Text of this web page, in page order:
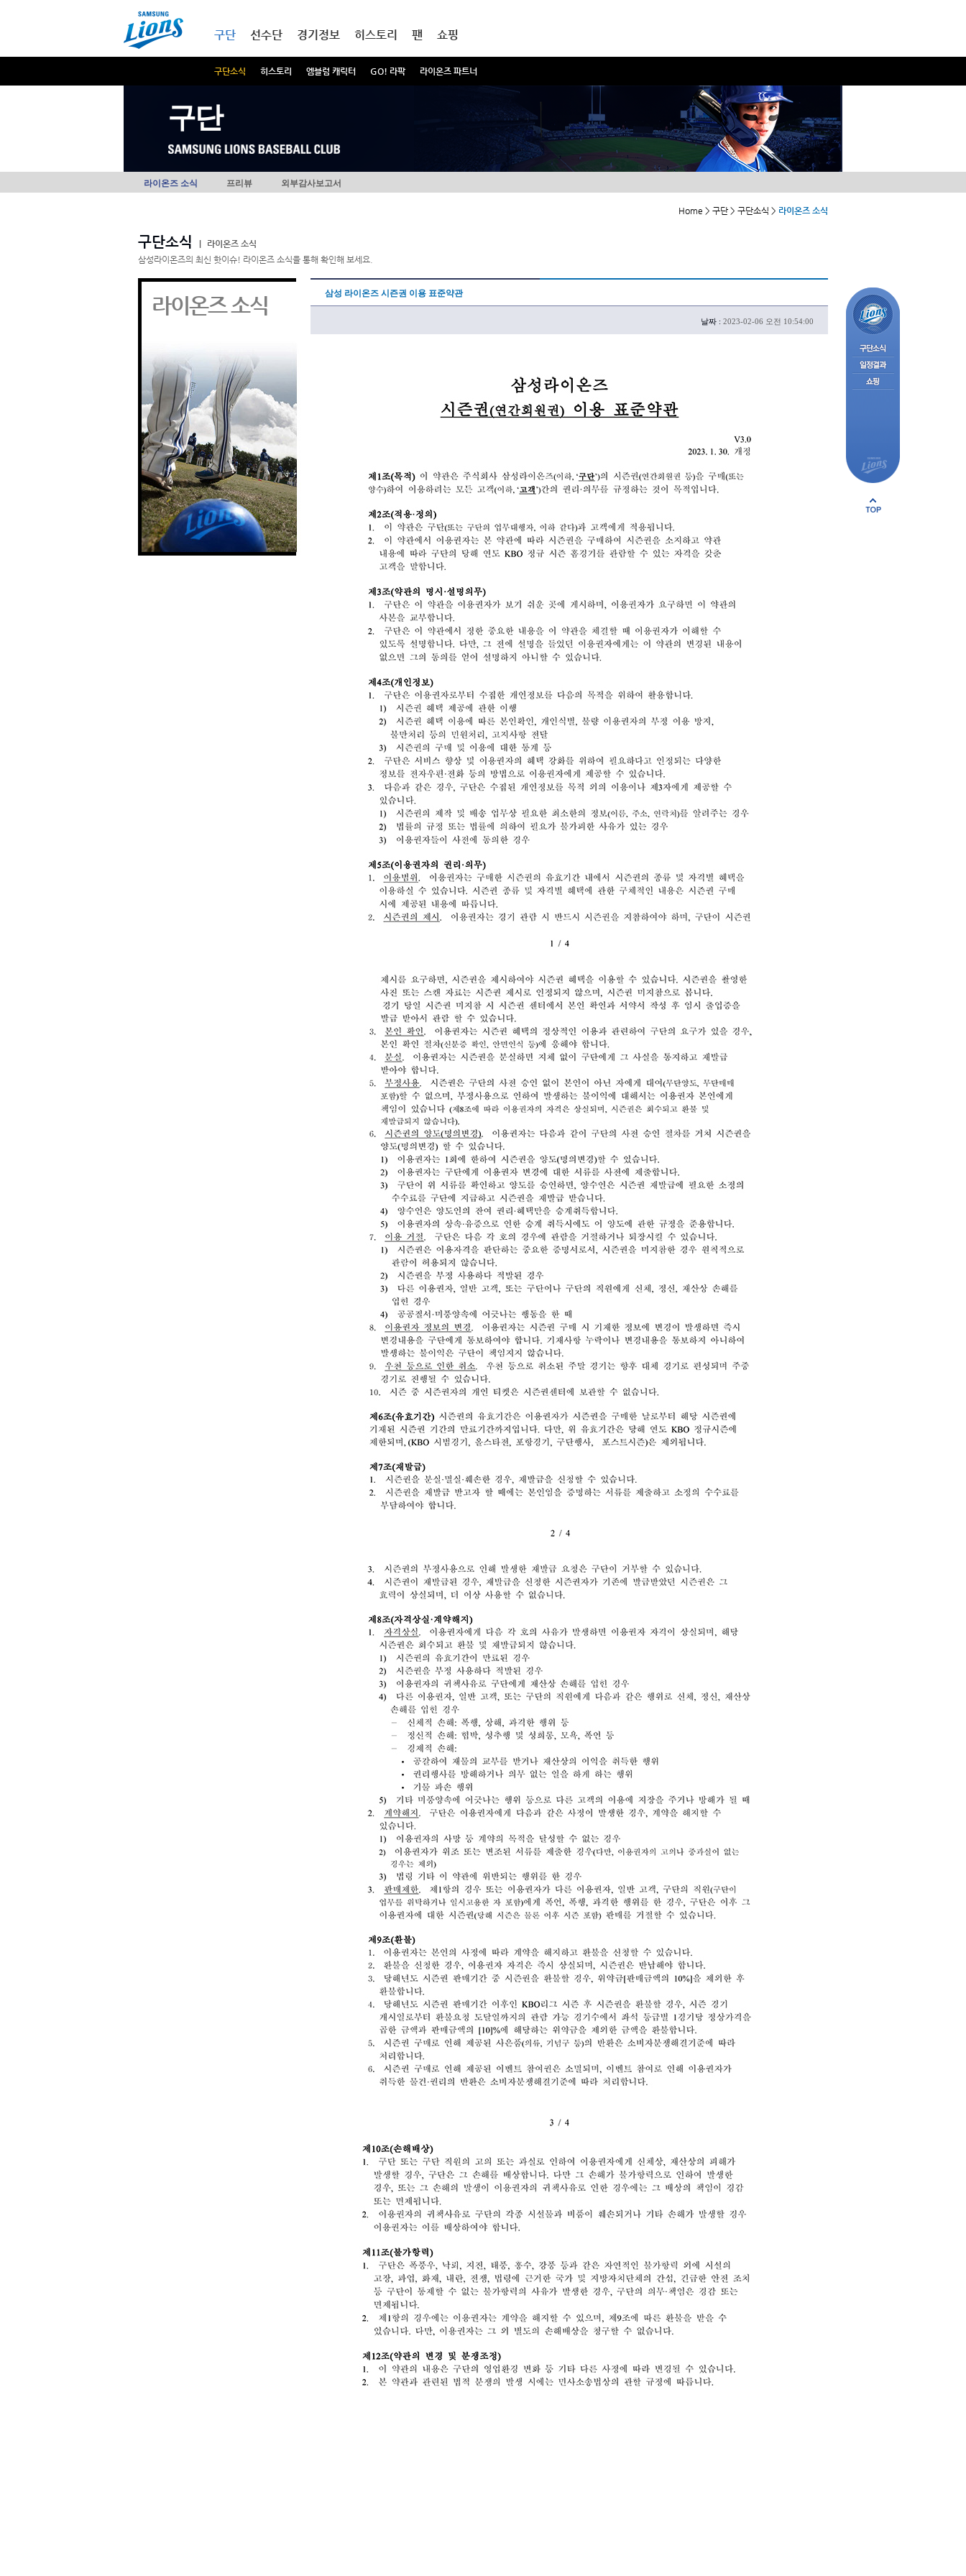
구단
구단소식 히스토리 엠블럼 캐릭터 GO! 라팍 라이온즈 파트너
선수단 경기정보 히스토리 팬 쇼핑
구단
라이온즈 소식 프리뷰 외부감사보고서
Home > 구단 > 구단소식 > 라이온즈 소식
구단소식
라이온즈 소식
삼성라이온즈의 최신 핫이슈! 라이온즈 소식을 통해 확인해 보세요.
라이온즈 소식 삼성 라이온즈 시즌권 이용 표준약관
날짜 : 2023-02-06 오전 10:54:00